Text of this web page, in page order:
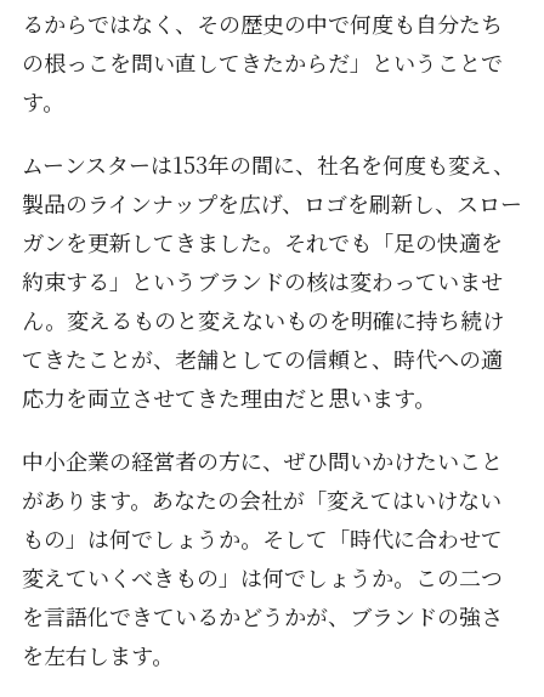
るからではなく、その歴史の中で何度も自分たち
の根っこを問い直してきたからだ」ということで
す。
ムーンスターは153年の間に、社名を何度も変え、
製品のラインナップを広げ、ロゴを刷新し、スロー
ガンを更新してきました。それでも「足の快適を
約束する」というブランドの核は変わっていませ
ん。変えるものと変えないものを明確に持ち続け
てきたことが、老舗としての信頼と、時代への適
応力を両立させてきた理由だと思います。
中小企業の経営者の方に、ぜひ問いかけたいこと
があります。あなたの会社が「変えてはいけない
もの」は何でしょうか。そして「時代に合わせて
変えていくべきもの」は何でしょうか。この二つ
を言語化できているかどうかが、ブランドの強さ
を左右します。